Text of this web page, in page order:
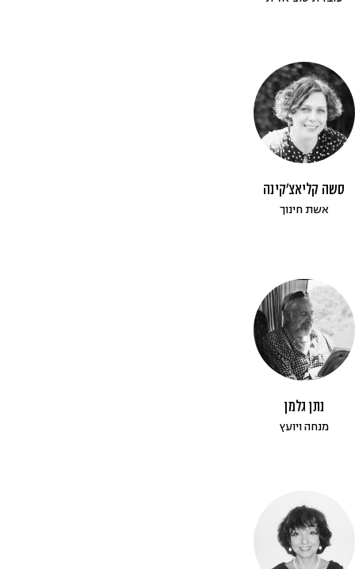
סשה קליאצ׳קינה
אשת חינוך
נתן גלמן
מנחה ויועץ